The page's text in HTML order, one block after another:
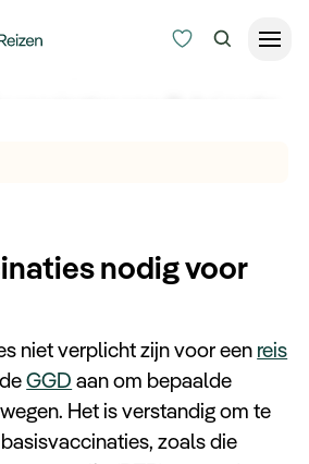
Meer
Dubai
nodig voor
niet verplicht zijn voor een reis
GGD aan om bepaalde
Het is verstandig om te
zoals die